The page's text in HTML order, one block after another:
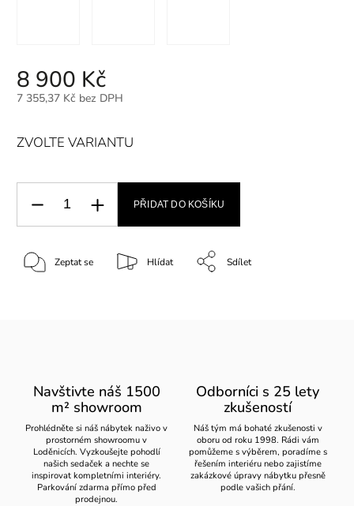
8 900 Kč
7 355,37 Kč bez DPH
ZVOLTE VARIANTU
PŘIDAT DO KOŠÍKU
Zeptat se Hlídat Sdílet
Navštivte náš 1500
m² showroom
Prohlédněte si náš nábytek naživo v
prostorném showroomu v
Loděnicích. Vyzkoušejte pohodlí
našich sedaček a nechte se
inspirovat kompletními interiéry.
Parkování zdarma přímo před
prodejnou.
Odborníci s 25 lety
zkušeností
Náš tým má bohaté zkušenosti v
oboru od roku 1998. Rádi vám
pomůžeme s výběrem, poradíme s
řešením interiéru nebo zajistíme
zakázkové úpravy nábytku přesně
podle vašich přání.